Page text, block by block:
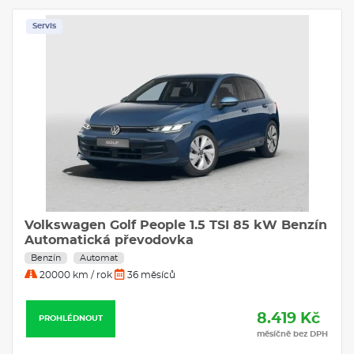
Servis
Volkswagen Golf People 1.5 TSI 85 kW Benzín
Automatická převodovka
Benzín Automat
20000 km / rok 36 měsíců
PROHLÉDNOUT 8.419 Kč
měsíčně bez DPH